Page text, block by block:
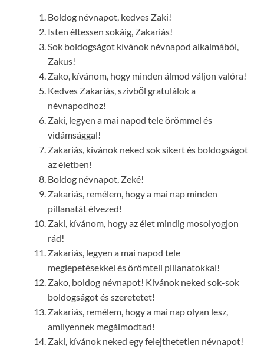
Boldog névnapot, kedves Zaki!
Isten éltessen sokáig, Zakariás!
Sok boldogságot kívánok névnapod alkalmából,
Zakus!
Zako, kívánom, hogy minden álmod váljon valóra!
Kedves Zakariás, szívből gratulálok a
névnapodhoz!
Zaki, legyen a mai napod tele örömmel és
vidámsággal!
Zakariás, kívánok neked sok sikert és boldogságot
az életben!
Boldog névnapot, Zeké!
Zakariás, remélem, hogy a mai nap minden
pillanatát élvezed!
Zaki, kívánom, hogy az élet mindig mosolyogjon
rád!
Zakariás, legyen a mai napod tele
meglepetésekkel és örömteli pillanatokkal!
Zako, boldog névnapot! Kívánok neked sok-sok
boldogságot és szeretetet!
Zakariás, remélem, hogy a mai nap olyan lesz,
amilyennek megálmodtad!
Zaki, kívánok neked egy felejthetetlen névnapot!